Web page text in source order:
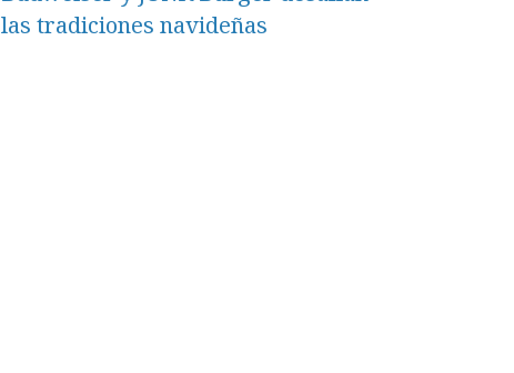
las tradiciones navideñas